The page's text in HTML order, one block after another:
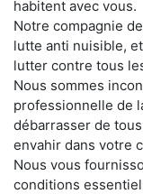
habitent avec vous.
Notre compagnie
lutte anti nuisible,
lutter contre tous
Nous sommes
professionnelle de
débarrasser de
envahir dans votre
Nous vous
conditions